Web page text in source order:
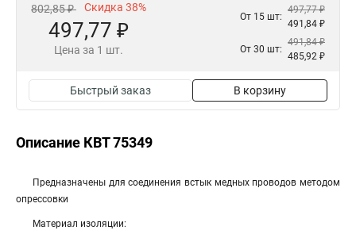
802,85 ₽ Скидка 38%
497,77 ₽
Цена за 1 шт.
От 15 шт:
497,77 ₽
491,84 ₽
От 30 шт:
491,84 ₽
485,92 ₽
Быстрый заказ В корзину
Описание КВТ 75349
Предназначены для соединения встык медных проводов методом
опрессовки
Материал изоляции: